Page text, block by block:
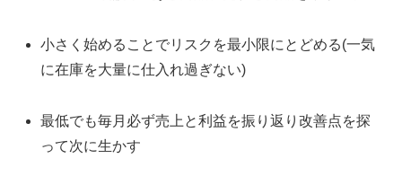
小さく始めることでリスクを最小限にとどめる(一気
に在庫を大量に仕入れ過ぎない)
最低でも毎月必ず売上と利益を振り返り改善点を探
って次に生かす